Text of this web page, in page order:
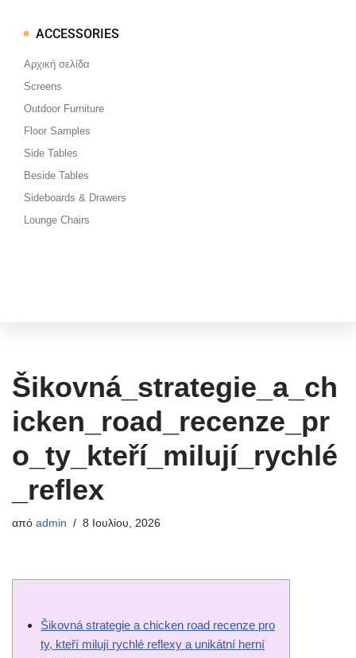
Μεταπηδήστε
στο
περιεχόμενο
ACCESSORIES
Αρχική σελίδα
Screens
Outdoor Furniture
Floor Samples
Side Tables
Beside Tables
Sideboards & Drawers
Lounge Chairs
Šikovná_strategie_a_ch
icken_road_recenze_pr
o_ty_kteří_milují_rychlé
_reflex
από admin 8 Ιουλίου, 2026
Šikovná strategie a chicken road recenze pro
ty, kteří milují rychlé reflexy a unikátní herní